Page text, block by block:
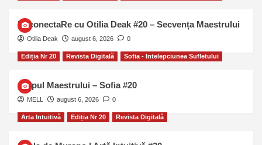
ReconectaRe cu Otilia Deak #20 – Secvența Maestrului
Otilia Deak august 6, 2026 0
Ediția Nr 20 Revista Digitală Sofia - Intelepciunea Sufletului
Chipul Maestrului – Sofia #20
MELL august 6, 2026 0
Arta Intuitivă Ediția Nr 20 Revista Digitală